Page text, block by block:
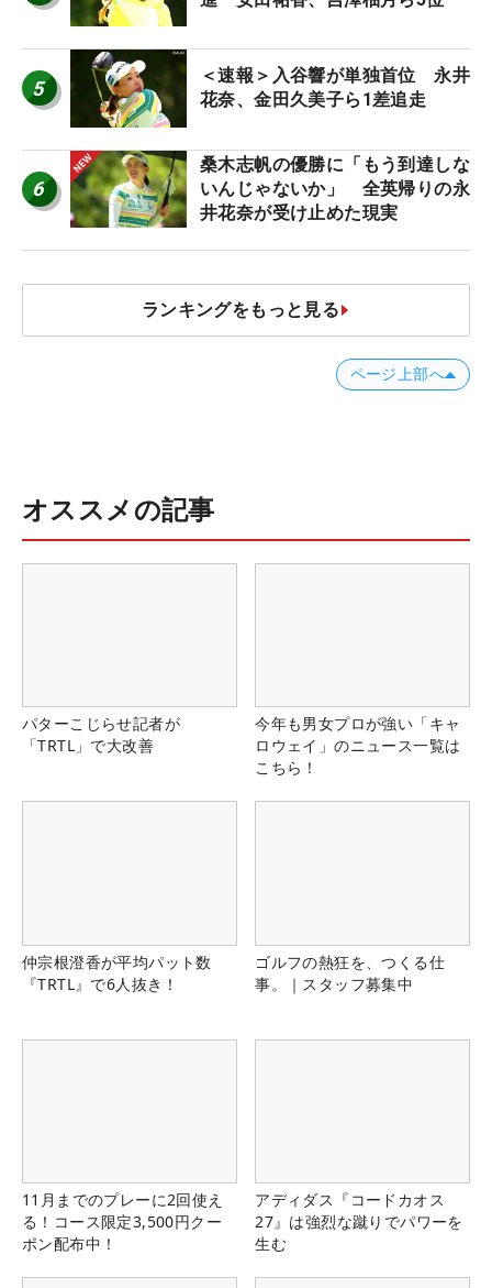
5
＜速報＞入谷響が単独首位 永井
花奈、金田久美子ら1差追走
6
桑木志帆の優勝に「もう到達しな
いんじゃないか」 全英帰りの永
井花奈が受け止めた現実
ランキングをもっと見る
ページ上部へ
オススメの記事
パターこじらせ記者が
「TRTL」で大改善
今年も男女プロが強い「キャ
ロウェイ」のニュース一覧は
こちら！
仲宗根澄香が平均パット数
『TRTL』で6人抜き！
ゴルフの熱狂を、つくる仕
事。｜スタッフ募集中
11月までのプレーに2回使え
る！コース限定3,500円クー
ポン配布中！
アディダス『コードカオス
27』は強烈な蹴りでパワーを
生む